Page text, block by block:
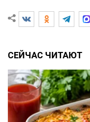
СЕЙЧАС ЧИТАЮТ